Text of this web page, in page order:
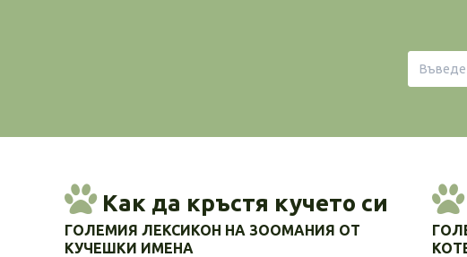
Как да кръстя кучето си
ГОЛЕМИЯ ЛЕКСИКОН НА ЗООМАНИЯ ОТ
КУЧЕШКИ ИМЕНА